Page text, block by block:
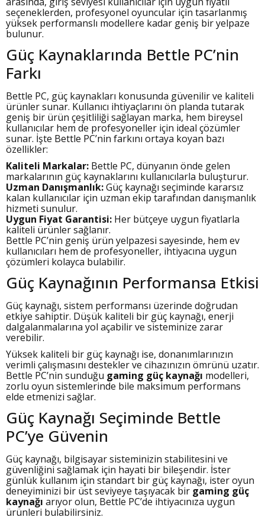
seçeneklerden, profesyonel oyuncular için tasarlanmış
yüksek performanslı modellere kadar geniş bir yelpaze
bulunur.
Güç Kaynaklarında Bettle PC’nin
Farkı
Bettle PC, güç kaynakları konusunda güvenilir ve kaliteli
ürünler sunar. Kullanıcı ihtiyaçlarını ön planda tutarak
geniş bir ürün çeşitliliği sağlayan marka, hem bireysel
kullanıcılar hem de profesyoneller için ideal çözümler
sunar. İşte Bettle PC’nin farkını ortaya koyan bazı
özellikler:
Kaliteli Markalar: Bettle PC, dünyanın önde gelen
markalarının güç kaynaklarını kullanıcılarla buluşturur.
Uzman Danışmanlık:Güç kaynağı seçiminde kararsız
kalan kullanıcılar için uzman ekip tarafından danışmanlık
hizmeti sunulur.
Uygun Fiyat Garantisi: Her bütçeye uygun fiyatlarla
kaliteli ürünler sağlanır.
Bettle PC’nin geniş ürün yelpazesi sayesinde, hem ev
kullanıcıları hem de profesyoneller, ihtiyacına uygun
çözümleri kolayca bulabilir.
Güç Kaynağının Performansa Etkisi
Güç kaynağı, sistem performansı üzerinde doğrudan
etkiye sahiptir. Düşük kaliteli bir güç kaynağı, enerji
dalgalanmalarına yol açabilir ve sisteminize zarar
verebilir.
Yüksek kaliteli bir güç kaynağı ise, donanımlarınızın
verimli çalışmasını destekler ve cihazınızın ömrünü uzatır.
Bettle PC’nin sunduğu gaming güç kaynağı modelleri,
zorlu oyun sistemlerinde bile maksimum performans
elde etmenizi sağlar.
Güç Kaynağı Seçiminde Bettle
PC’ye Güvenin
Güç kaynağı, bilgisayar sisteminizin stabilitesini ve
güvenliğini sağlamak için hayati bir bileşendir. İster
günlük kullanım için standart bir güç kaynağı, ister oyun
deneyiminizi bir üst seviyeye taşıyacak bir gaming güç
kaynağı arıyor olun, Bettle PC’de ihtiyacınıza uygun
ürünleri bulabilirsiniz.